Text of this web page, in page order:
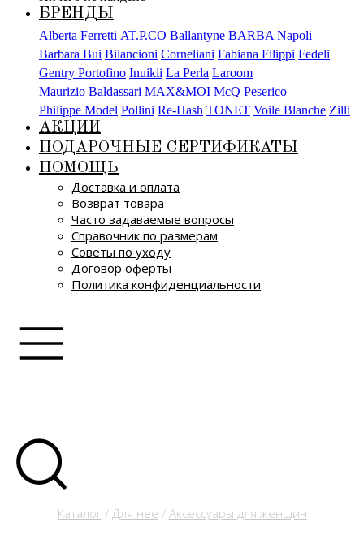
БРЕНДЫ
Alberta Ferretti AT.P.CO Ballantyne BARBA Napoli
Barbara Bui Bilancioni Corneliani Fabiana Filippi Fedeli
Gentry Portofino Inuikii La Perla Laroom
Maurizio Baldassari MAX&MOI McQ Peserico
Philippe Model Pollini Re-Hash TONET Voile Blanche Zilli
АКЦИИ
ПОДАРОЧНЫЕ СЕРТИФИКАТЫ
ПОМОЩЬ
Доставка и оплата
Возврат товара
Часто задаваемые вопросы
Справочник по размерам
Советы по уходу
Договор оферты
Политика конфиденциальности
Каталог/ Для нее / Аксессуары для женщин